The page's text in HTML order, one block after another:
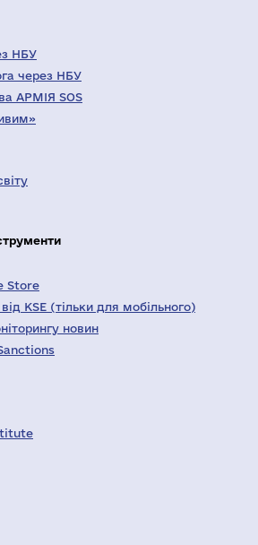
НБУ
через НБУ
АРМІЯ SOS
Store
KSE (тільки для мобільного)
новин